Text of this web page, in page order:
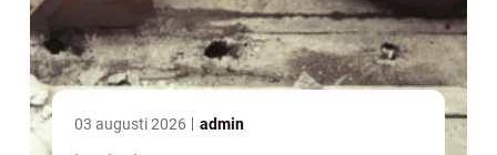
03 augusti 2026 admin